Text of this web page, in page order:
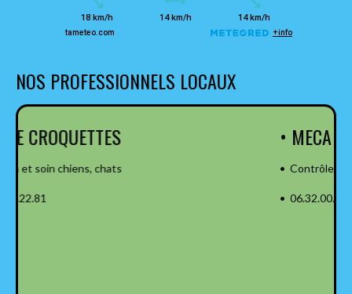
NOS PROFESSIONNELS LOCAUX
• MECA CONTRÔLE
• Contrôle réglementaire
• 06.32.00.80.72